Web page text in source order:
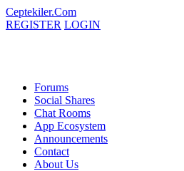
Ceptekiler.Com
REGISTER LOGIN
Forums
Social Shares
Chat Rooms
App Ecosystem
Announcements
Contact
About Us